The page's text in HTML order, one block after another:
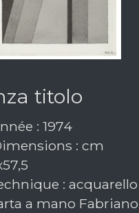
titolo
: 1974
: cm
: acquarello
a mano Fabriano